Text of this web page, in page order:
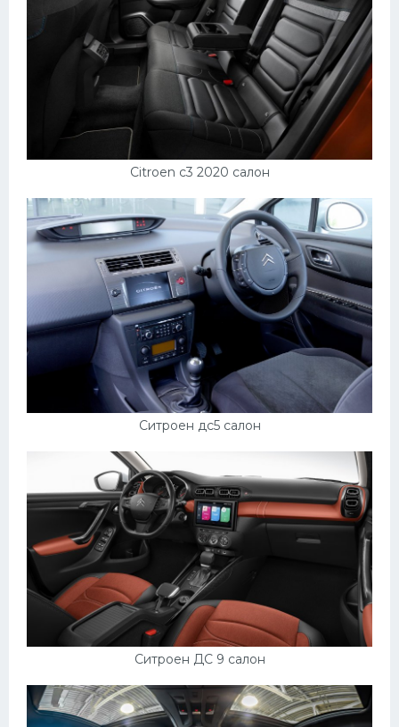
Citroen c3 2020 салон
Ситроен дс5 салон
Ситроен ДС 9 салон